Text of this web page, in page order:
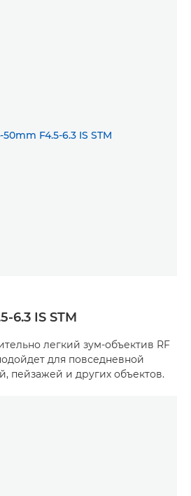
6.3 IS STM
легкий зум-объектив RF
для повседневной
пейзажей и других объектов.